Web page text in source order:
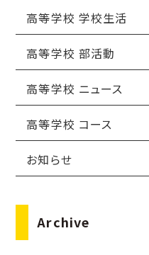
高等学校 学校生活
高等学校 部活動
高等学校 ニュース
高等学校 コース
お知らせ
Archive